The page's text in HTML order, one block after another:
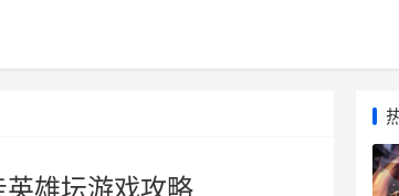
雄坛游戏攻略